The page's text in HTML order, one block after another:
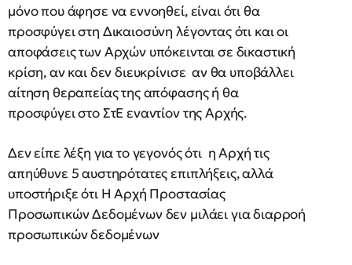
μόνο που άφησε να εννοηθεί, είναι ότι θα
προσφύγει στη Δικαιοσύνη λέγοντας ότι και οι
αποφάσεις των Αρχών υπόκεινται σε δικαστική
κρίση, αν και δεν διευκρίνισε αν θα υποβάλλει
αίτηση θεραπείας της απόφασης ή θα
προσφύγει στο ΣτΕ εναντίον της Αρχής.
Δεν είπε λέξη για το γεγονός ότι η Αρχή τις
απηύθυνε 5 αυστηρότατες επιπλήξεις, αλλά
υποστήριξε ότι Η Αρχή Προστασίας
Προσωπικών Δεδομένων δεν μιλάει για διαρροή
προσωπικών δεδομένων